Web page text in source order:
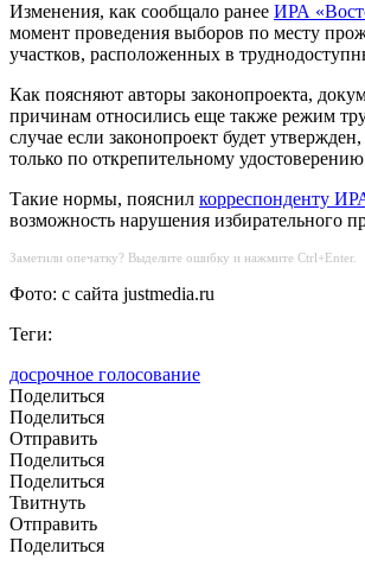
Изменения, как сообщало ранее ИРА
момент проведения выборов по месту
участков, расположенных в
Как поясняют авторы законопроекта,
причинам относились еще также режим
случае если законопроект будет
только по открепительному
Такие нормы, пояснил корреспонденту
возможность нарушения избирательного
Заметили опечатку? Выделите ошибку и нажмите Ctrl+Enter.
Фото: с сайта justmedia.ru
Теги:
досрочное голосование
Поделиться
Поделиться
Отправить
Поделиться
Поделиться
Твитнуть
Отправить
Поделиться